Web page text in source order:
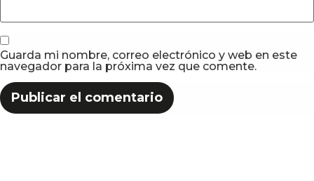
Guarda mi nombre, correo electrónico y web en este
navegador para la próxima vez que comente.